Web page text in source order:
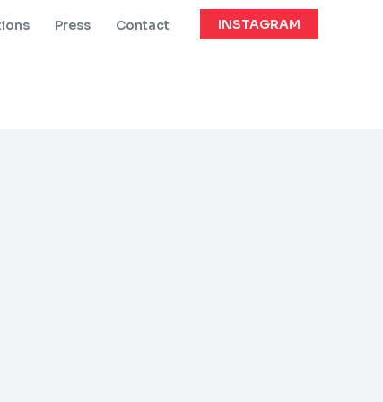
Press Contact INSTAGRAM